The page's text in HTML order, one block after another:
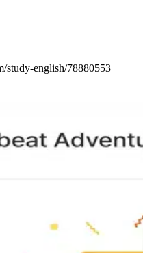
study-english/78880553